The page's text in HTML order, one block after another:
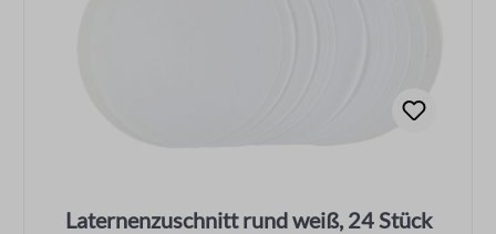
Laternenzuschnitt rund weiß, 24 Stück